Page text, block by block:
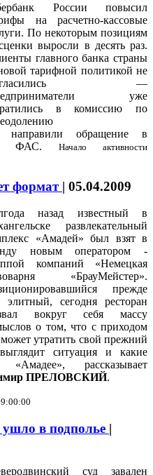
России повысил
на расчетно-кассовые
По некоторым позициям
выросли в десять раз.
главного банка страны
тарифной политикой не
—
уже
в комиссию по
направили обращение в
и ФАС. Начало активности
формат | 05.04.2009
назад известный в
развлекательный
«Амадей» был взят в
новым оператором -
компаний «Немецкая
«БрауМейстер».
прежде
элитный, сегодня ресторан
вокруг себя массу
о том, что с приходом
утратить свой прежний
ситуация и какие
рассказывает
ПРЕЛОВСКИЙ.
в подполье |
суд завален